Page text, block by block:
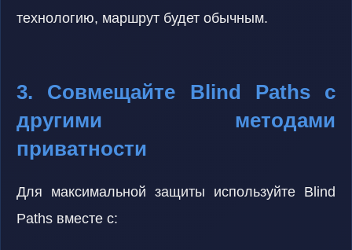
технологию, маршрут будет обычным.
3. Совмещайте Blind Paths с
другими методами
приватности
Для максимальной защиты используйте Blind
Paths вместе с: